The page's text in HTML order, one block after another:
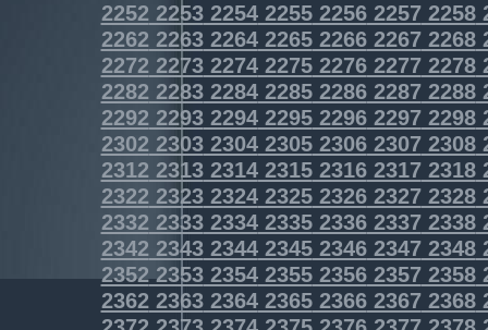
2252225322542255225622572258
2262226322642265226622672268
2272227322742275227622772278
2282228322842285228622872288
2292229322942295229622972298
2302230323042305230623072308
2312231323142315231623172318
2322232323242325232623272328
2332233323342335233623372338
2342234323442345234623472348
2352235323542355235623572358
2362236323642365236623672368